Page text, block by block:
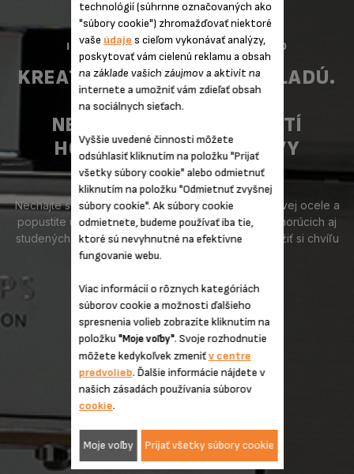
INTUITION EXPERIENCE+ EA877D10
KREATIVITE SA MEDZE NEKLADÚ.
VSTÚPTE DO SVETA
NEKONEČNÝCH MOŽNOSTÍ
HORÚCEJ I ĽADOVEJ KÁVY
Nechajte sa okúzliť vylepšeným dizajnom z nerezovej ocele a
popustite uzdu svojej fantázii. K dispozícii máte 21 horúcich aj
studených nápojov, stačí vybrať svoj obľúbený a užiť si chvíľu
kávovej dokonalosti.
PRESKÚMAŤ
technológií (súhrnne označovaných ako
"súbory cookie") zhromažďovať niektoré
vaše údaje s cieľom vykonávať analýzy,
poskytovať vám cielenú reklamu a obsah
na základe vašich záujmov a aktivít na
internete a umožniť vám zdieľať obsah
na sociálnych sieťach.
Vyššie uvedené činnosti môžete
odsúhlasiť kliknutím na položku "Prijať
všetky súbory cookie" alebo odmietnuť
kliknutím na položku "Odmietnuť zvyšnej
súbory cookie". Ak súbory cookie
odmietnete, budeme používať iba tie,
ktoré sú nevyhnutné na efektívne
fungovanie webu.
Viac informácií o rôznych kategóriách
súborov cookie a možnosti ďalšieho
spresnenia volieb zobrazíte kliknutím na
položku "Moje voľby". Svoje rozhodnutie
môžete kedykoľvek zmeniťv centre
predvolieb. Ďalšie informácie nájdete v
našich zásadách používania súborov
cookie.
Moje voľby Prijať všetky súbory cookie